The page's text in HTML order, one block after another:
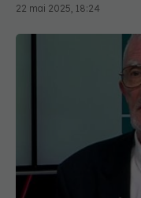
22 mai 2025, 18:24